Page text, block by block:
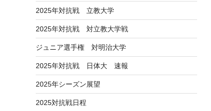
2025年対抗戦 立教大学
2025年対抗戦 対立教大学戦
ジュニア選手権 対明治大学
2025年対抗戦 日体大 速報
2025年シーズン展望
2025対抗戦日程